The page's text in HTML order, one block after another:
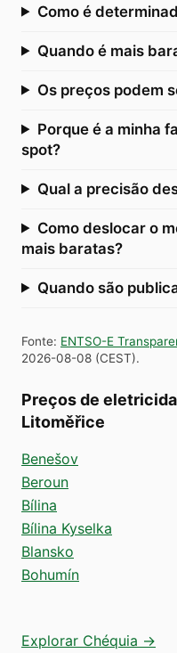
Como é
Quando é mais
Os preços podem
Porque é a minha
spot?
Qual a precisão
Como deslocar o
mais baratas?
Quando são
Fonte: ENTSO-E
2026-08-08 (CEST).
Preços de
Litoměřice
Benešov
Beroun
Bílina
Bílina Kyselka
Blansko
Bohumín
Explorar Chéquia →